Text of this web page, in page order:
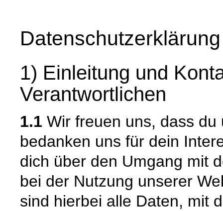
Datenschutzerklärung
1) Einleitung und
Verantwortlichen
1.1 Wir freuen uns, dass
bedanken uns für dein
dich über den Umgang mit
bei der Nutzung unserer
sind hierbei alle Daten, mit